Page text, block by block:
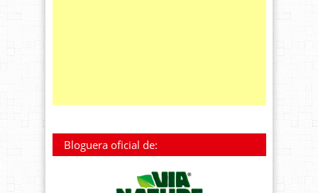
Bloguera oficial de: